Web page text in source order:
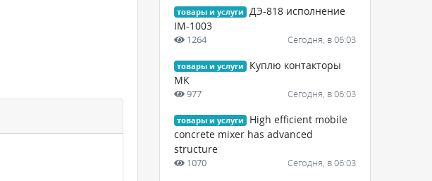
товары и услуги
ДЭ-818 исполнение
IM-1003
1264 Сегодня, в 06:03
товары и услуги
Куплю контакторы
МК
977 Сегодня, в 06:03
товары и услуги
High efficient mobile
concrete mixer has advanced
structure
1070 Сегодня, в 06:03